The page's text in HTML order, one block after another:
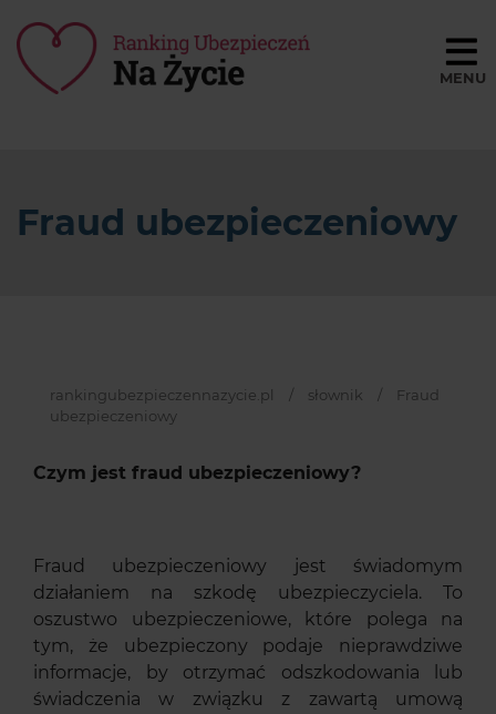
SŁOWNIK
KONTAKT
Fraud ubezpieczeniowy
rankingubezpieczennazycie.pl / słownik /
Fraud
ubezpieczeniowy
Czym jest fraud ubezpieczeniowy?
Fraud ubezpieczeniowy jest świadomym
działaniem na szkodę ubezpieczyciela. To
oszustwo ubezpieczeniowe, które polega na
tym, że ubezpieczony podaje nieprawdziwe
informacje, by otrzymać odszkodowania lub
świadczenia w związku z zawartą umową